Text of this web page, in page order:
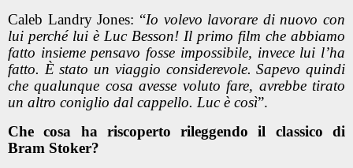
Caleb Landry Jones: “Io volevo lavorare di nuovo con
lui perché lui è Luc Besson! Il primo film che abbiamo
fatto insieme pensavo fosse impossibile, invece lui l’ha
fatto. È stato un viaggio considerevole. Sapevo quindi
che qualunque cosa avesse voluto fare, avrebbe tirato
un altro coniglio dal cappello. Luc è così”.
Che cosa ha riscoperto rileggendo il classico di
Bram Stoker?